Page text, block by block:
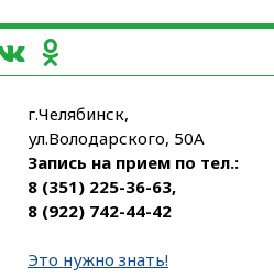
г.Челябинск,
ул.Володарского, 50А
Запись на прием по тел.:
8 (351) 225-36-63,
8 (922) 742-44-42
Это нужно знать!